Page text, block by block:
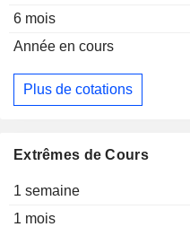
6 mois
Année en cours
Plus de cotations
Extrêmes de Cours
1 semaine
1 mois